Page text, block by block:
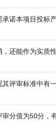
诺本项目投标
还能作为实质
评审标准中有
分值为50分，